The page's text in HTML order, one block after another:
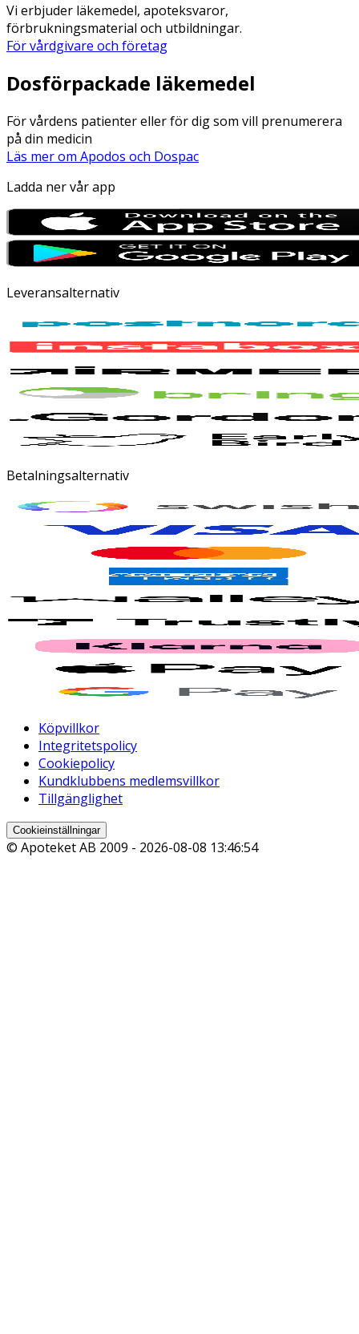
Vi erbjuder läkemedel, apoteksvaror,
förbrukningsmaterial och utbildningar.
För vårdgivare och företag
Dosförpackade läkemedel
För vårdens patienter eller för dig som vill prenumerera
på din medicin
Läs mer om Apodos och Dospac
Ladda ner vår app
Leveransalternativ
Betalningsalternativ
Köpvillkor
Integritetspolicy
Cookiepolicy
Kundklubbens medlemsvillkor
Tillgänglighet
Cookieinställningar
© Apoteket AB 2009 - 2026-08-08 13:46:54